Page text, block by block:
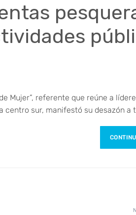
Mujer”, referente que reúne a
centro sur, manifestó su desazón